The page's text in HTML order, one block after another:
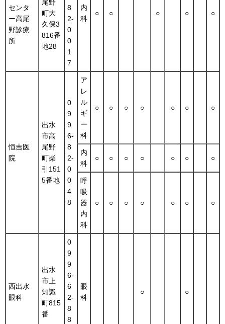
センタ
ー高尾
野診療
所
尾野
町大
久保3
816番
地28
8
2-
0
0
1
7
内
科
○ ○ ○ ○ ○
恒吉医
院
出水
市高
尾野
町柴
引151
5番地
0
9
9
6-
8
2-
0
0
4
8
ア
レ
ル
ギ
ー
科
○ ○ ○ ○ ○ ○ ○
内
科
○ ○ ○ ○ ○ ○ ○
呼
吸
器
内
科
○ ○ ○ ○ ○ ○ ○
西出水
眼科
出水
市上
知識
町815
番
0
9
9
6-
6
2-
8
8
眼
科
○ ○